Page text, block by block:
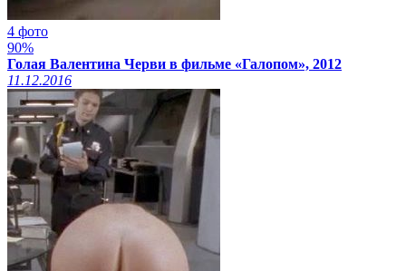
4 фото
90%
Голая Валентина Черви в фильме «Галопом», 2012
11.12.2016